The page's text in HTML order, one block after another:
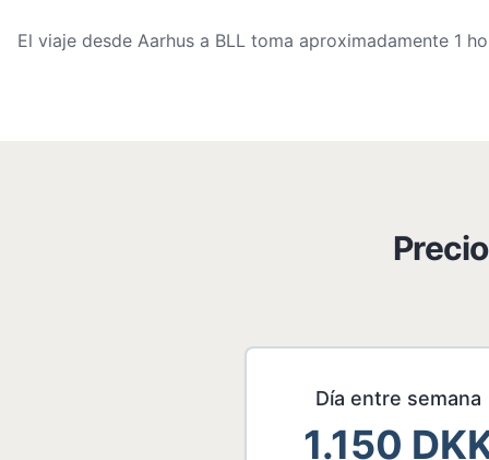
El viaje desde Aarhus a BLL toma aproximadamente 1
Día entre semana
1.150